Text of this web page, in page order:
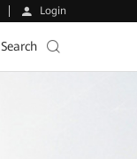
Login
Search